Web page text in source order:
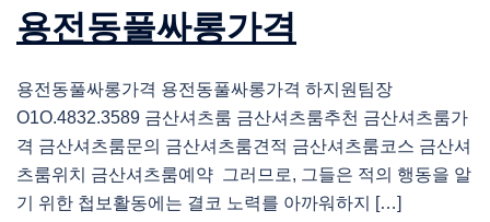
용전동풀싸롱가격
용전동풀싸롱가격 용전동풀싸롱가격 하지원팀장
O1O.4832.3589 금산셔츠룸 금산셔츠룸추천 금산셔츠룸가
격 금산셔츠룸문의 금산셔츠룸견적 금산셔츠룸코스 금산셔
츠룸위치 금산셔츠룸예약 그러므로, 그들은 적의 행동을 알
기 위한 첩보활동에는 결코 노력를 아까워하지 […]